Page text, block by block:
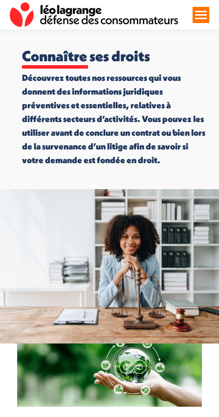
Connaître ses droits
Découvrez toutes nos ressources qui vous
donnent des informations juridiques
préventives et essentielles, relatives à
différents secteurs d’activités. Vous pouvez les
utiliser avant de conclure un contrat ou bien lors
de la survenance d’un litige afin de savoir si
votre demande est fondée en droit.